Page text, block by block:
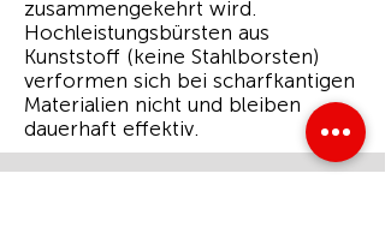
zusammengekehrt wird.
Hochleistungsbürsten aus
Kunststoff (keine Stahlborsten)
verformen sich bei scharfkantigen
Materialien nicht und bleiben
dauerhaft effektiv.